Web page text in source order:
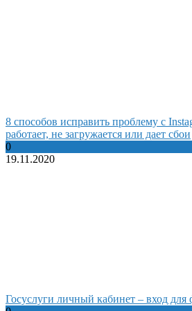
8 способов исправить проблему с
работает, не загружается или дает сбои
0
19.11.2020
Госуслуги личный кабинет – вход для